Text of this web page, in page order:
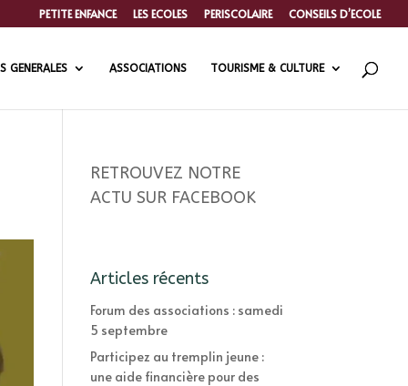
PETITE ENFANCE LES ECOLES PERISCOLAIRE CONSEILS D’ECOLE
GENERALES ASSOCIATIONS TOURISME & CULTURE
RETROUVEZ NOTRE
ACTU SUR FACEBOOK
Articles récents
Forum des associations : samedi
5 septembre
Participez au tremplin jeune :
une aide financière pour des